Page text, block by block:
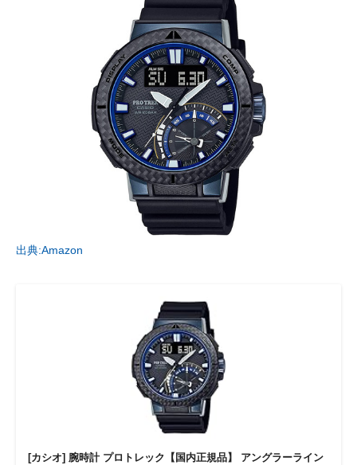
出典:Amazon
[カシオ] 腕時計 プロトレック【国内正規品】 アングラーライン